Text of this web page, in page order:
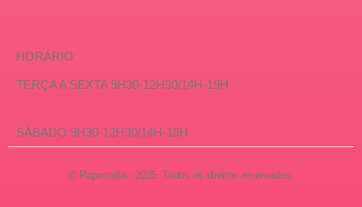
HORÁRIO
TERÇA A SEXTA 9H30-12H30/14H-19H
SÁBADO 9H30-12H30/14H-18H
© Raposodia - 2025. Todos os direitos reservados.